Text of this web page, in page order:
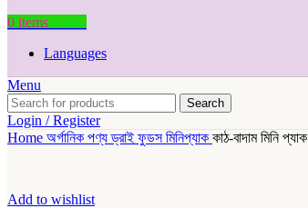
0 items
Languages
Menu
Search
Login / Register
Home অর্গানিক পণ্যড্রাই ফুডস মিনিপ্যাক কাঠ-বাদাম মিনি প্যাক
Add to wishlist